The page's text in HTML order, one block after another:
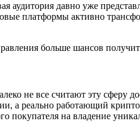
аудитория давно уже
платформы активно
больше шансов
не все считают эту
а реально работающий
покупателя на владение